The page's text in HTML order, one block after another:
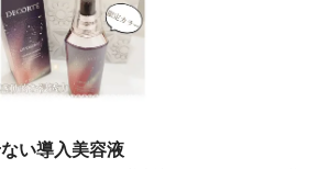
い導入美容液